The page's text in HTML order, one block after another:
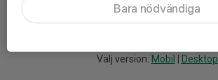
Välj version: Mobil Desktop
Bara nödvändiga